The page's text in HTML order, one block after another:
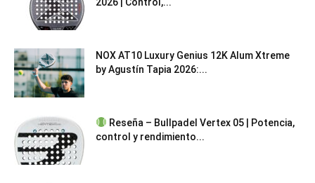
NOX AT10 Luxury Genius 12K Alum Xtreme
by Agustín Tapia 2026:...
Reseña – Bullpadel Vertex 05 | Potencia,
control y rendimiento...